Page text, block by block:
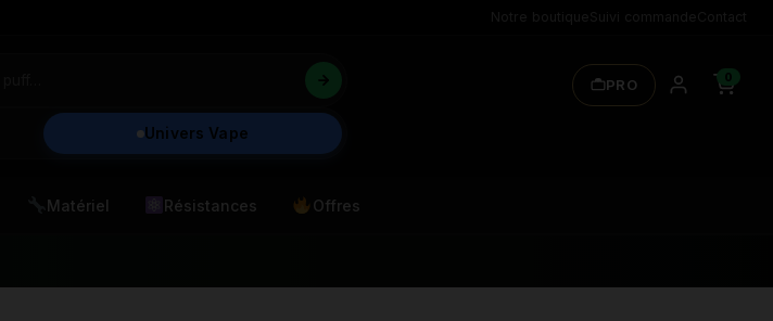
Univers Vape
PRO 0
Matériel Résistances Offres